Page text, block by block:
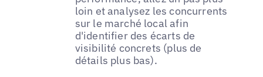
loin et analysez les concurrents
sur le marché local afin
d'identifier des écarts de
visibilité concrets (plus de
détails plus bas).